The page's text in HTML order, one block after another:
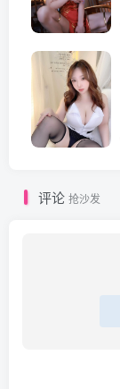
评论 抢沙发